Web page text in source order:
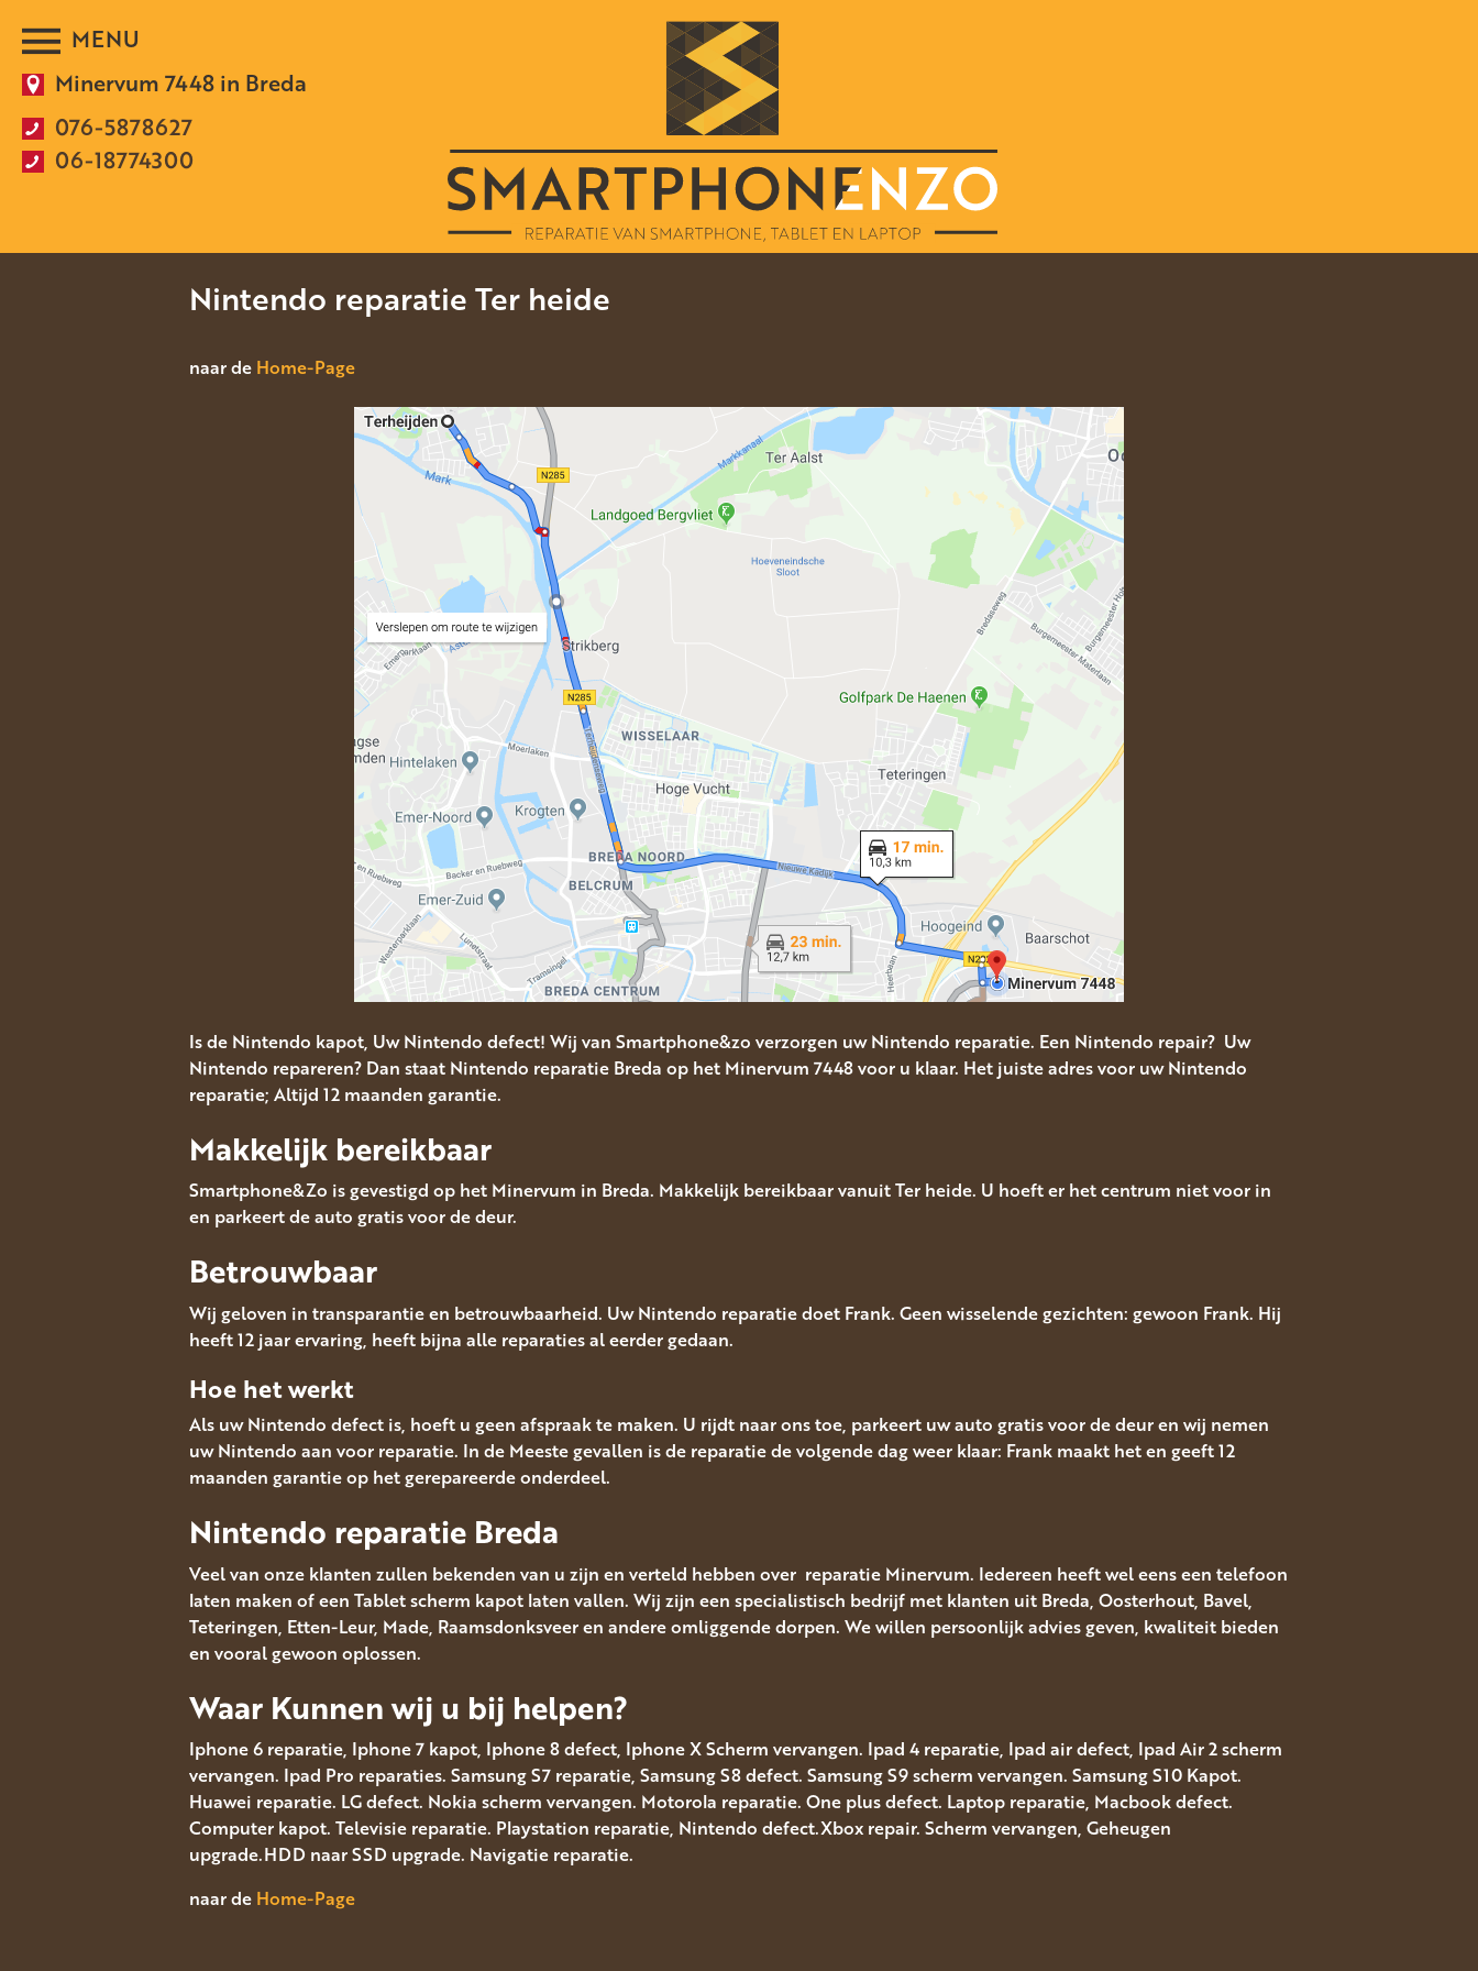
Minervum 7448 in Breda
076-5878627
06-18774300
Nintendo reparatie Ter heide
naar de Home-Page
Is de Nintendo kapot, Uw Nintendo defect! Wij van Smartphone&zo verzorgen uw Nintendo reparatie. Een Nintendo repair? Uw
Nintendo repareren? Dan staat Nintendo reparatie Breda op het Minervum 7448 voor u klaar. Het juiste adres voor uw Nintendo
reparatie; Altijd 12 maanden garantie.
Makkelijk bereikbaar
Smartphone&Zo is gevestigd op het Minervum in Breda. Makkelijk bereikbaar vanuit Ter heide. U hoeft er het centrum niet voor in
en parkeert de auto gratis voor de deur.
Betrouwbaar
Wij geloven in transparantie en betrouwbaarheid. Uw Nintendo reparatie doet Frank. Geen wisselende gezichten: gewoon Frank. Hij
heeft 12 jaar ervaring, heeft bijna alle reparaties al eerder gedaan.
Hoe het werkt
Als uw Nintendo defect is, hoeft u geen afspraak te maken. U rijdt naar ons toe, parkeert uw auto gratis voor de deur en wij nemen
uw Nintendo aan voor reparatie. In de Meeste gevallen is de reparatie de volgende dag weer klaar: Frank maakt het en geeft 12
maanden garantie op het gerepareerde onderdeel.
Nintendo reparatie Breda
Veel van onze klanten zullen bekenden van u zijn en verteld hebben over reparatie Minervum. Iedereen heeft wel eens een telefoon
laten maken of een Tablet scherm kapot laten vallen. Wij zijn een specialistisch bedrijf met klanten uit Breda, Oosterhout, Bavel,
Teteringen, Etten-Leur, Made, Raamsdonksveer en andere omliggende dorpen. We willen persoonlijk advies geven, kwaliteit bieden
en vooral gewoon oplossen.
Waar Kunnen wij u bij helpen?
Iphone 6 reparatie, Iphone 7 kapot, Iphone 8 defect, Iphone X Scherm vervangen. Ipad 4 reparatie, Ipad air defect, Ipad Air 2 scherm
vervangen. Ipad Pro reparaties. Samsung S7 reparatie, Samsung S8 defect. Samsung S9 scherm vervangen. Samsung S10 Kapot.
Huawei reparatie. LG defect. Nokia scherm vervangen. Motorola reparatie. One plus defect. Laptop reparatie, Macbook defect.
Computer kapot. Televisie reparatie. Playstation reparatie, Nintendo defect.Xbox repair. Scherm vervangen, Geheugen
upgrade.HDD naar SSD upgrade. Navigatie reparatie.
naar de Home-Page